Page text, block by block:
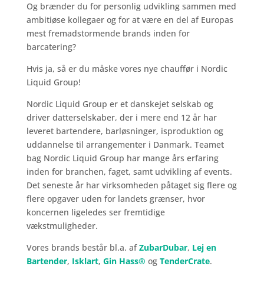
Og brænder du for personlig udvikling sammen med
ambitiøse kollegaer og for at være en del af Europas
mest fremadstormende brands inden for
barcatering?
Hvis ja, så er du måske vores nye chauffør i Nordic
Liquid Group!
Nordic Liquid Group er et danskejet selskab og
driver datterselskaber, der i mere end 12 år har
leveret bartendere, barløsninger, isproduktion og
uddannelse til arrangementer i Danmark. Teamet
bag Nordic Liquid Group har mange års erfaring
inden for branchen, faget, samt udvikling af events.
Det seneste år har virksomheden påtaget sig flere og
flere opgaver uden for landets grænser, hvor
koncernen ligeledes ser fremtidige
vækstmuligheder.
Vores brands består bl.a. afZubarDubar, Lej en
Bartender, Isklart, Gin Hass® og TenderCrate.